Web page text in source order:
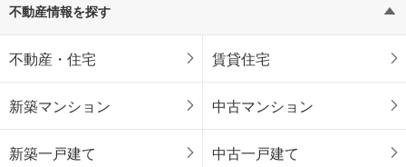
不動産情報を探す
不動産・住宅 賃貸住宅
新築マンション 中古マンション
新築一戸建て 中古一戸建て